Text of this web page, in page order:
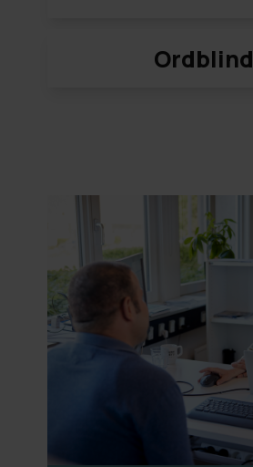
Ordblind